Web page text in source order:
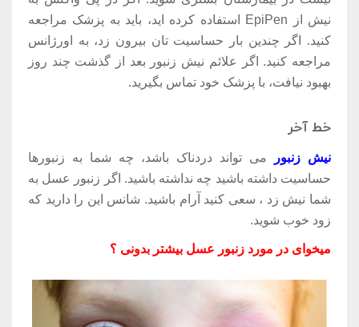
نیش از EpiPen استفاده کرده اید، باید به پزشک مراجعه
کنید. اگر چندین بار حساسیت تان بیرون زد، به اورژانس
مراجعه کنید. اگر علائم نیش زنبور بعد از گذشت چند روز
بهبود نیافت، با پزشک خود تماس بگیرید.
خط آخر
نیش زنبور
می تواند دردناک باشد، چه شما به زنبورها
حساسیت داشته باشید چه نداشته باشید. اگر زنبور عسل به
شما نیش زد ، سعی کنید آرام باشید. شانس این را دارید که
زود خوب شوید.
میخوای در مورد زنبور عسل بیشتر بدونی ؟